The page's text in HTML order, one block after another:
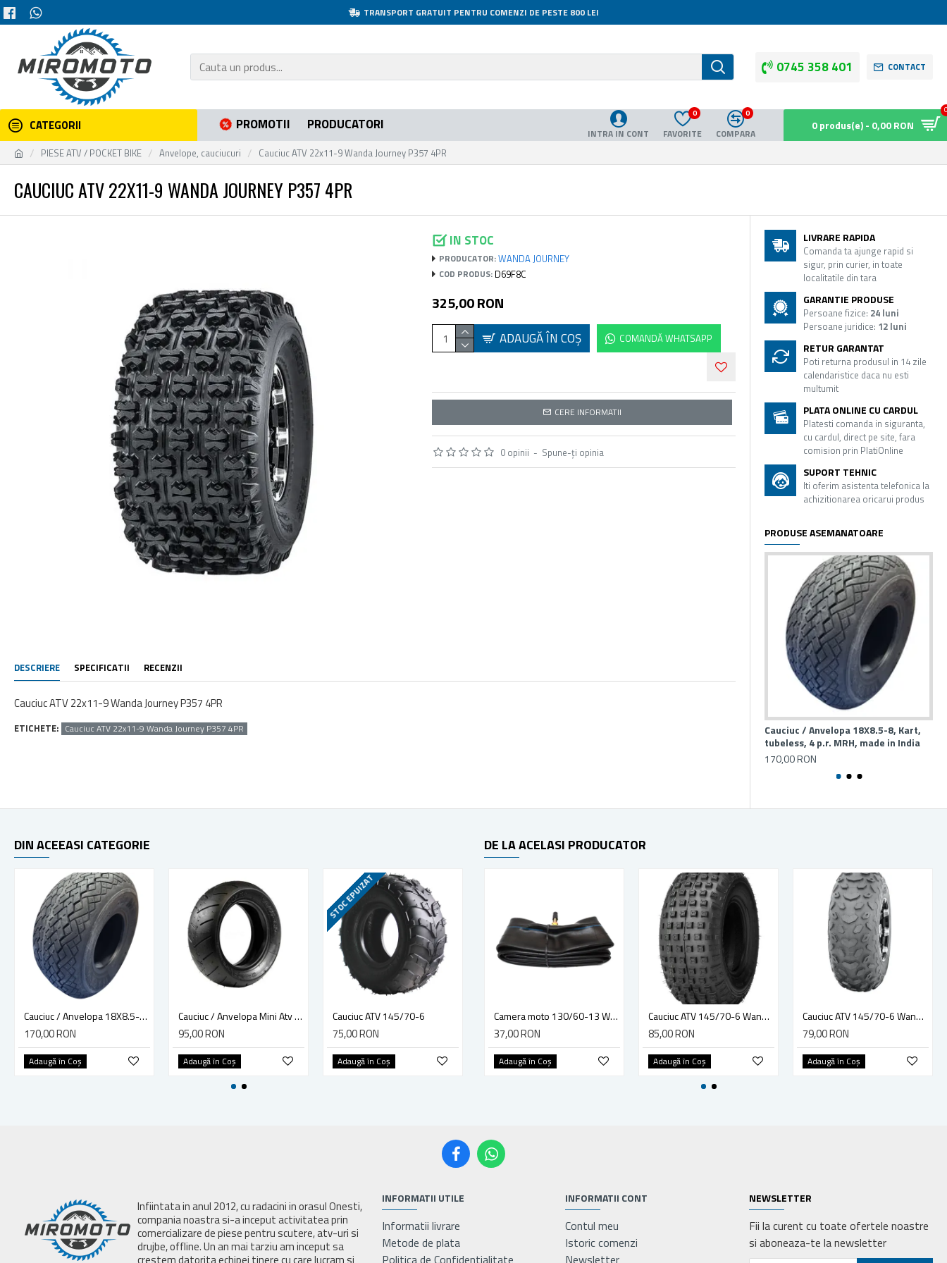
TRANSPORT GRATUIT PENTRU COMENZI DE PESTE 800 LEI
0745 358 401 CONTACT
CATEGORII PROMOTII PRODUCATORI
INTRA IN CONT FAVORITE
0
COMPARA
0
0 produs(e) - 0,00 RON
PIESE ATV / POCKET BIKE Anvelope, cauciucuri Cauciuc ATV 22x11-9 Wanda Journey P357 4PR
CAUCIUC ATV 22X11-9 WANDA JOURNEY P357 4PR
IN STOC
PRODUCATOR:WANDA JOURNEY
COD PRODUS: D69F8C
0 opinii - Spune-ţi opinia
325,00 RON
ADAUGĂ ÎN COŞ COMANDĂ WHATSAPP
CERE INFORMATII
DESCRIERE SPECIFICATII RECENZII
Cauciuc ATV 22x11-9 Wanda Journey P357 4PR
ETICHETE: Cauciuc ATV 22x11-9 Wanda Journey P357 4PR
LIVRARE RAPIDA
Comanda ta ajunge rapid si
sigur, prin curier, in toate
localitatile din tara
GARANTIE PRODUSE
Persoane fizice: 24 luni
Persoane juridice: 12 luni
RETUR GARANTAT
Poti returna produsul in 14 zile
calendaristice daca nu esti
multumit
PLATA ONLINE CU CARDUL
Platesti comanda in siguranta,
cu cardul, direct pe site, fara
comision prin PlatiOnline
SUPORT TEHNIC
Iti oferim asistenta telefonica la
achizitionarea oricarui produs
PRODUSE ASEMANATOARE
Cauciuc / Anvelopa 18X8.5-8, Kart,
tubeless, 4 p.r. MRH, made in India
170,00 RON
DIN ACEEASI CATEGORIE
Cauciuc / Anvelopa 18X8.5-8, Kart, tubeless, 4 p.r. MRH, made in India
170,00 RON
Adaugă în Coş
Cauciuc / Anvelopa Mini Atv / Pocket Bike 90/65-6.5
95,00 RON
Adaugă în Coş
STOC EPUIZAT
Cauciuc ATV 145/70-6
75,00 RON
Adaugă în Coş
Cauciuc ATV 145/70-6 Wanda Journey P319 2PR
85,00 RON
Adaugă în Coş
Cauciuc ATV 145/70-6 Wanda Journey P330 4PR
79,00 RON
Adaugă în Coş
DE LA ACELASI PRODUCATOR
Camera moto 130/60-13 Wanda
37,00 RON
Adaugă în Coş
Cauciuc ATV 145/70-6 Wanda Journey P319 2PR
85,00 RON
Adaugă în Coş
Cauciuc ATV 145/70-6 Wanda Journey P330 4PR
79,00 RON
Adaugă în Coş
Infiintata in anul 2012, cu radacini in orasul Onesti,
compania noastra si-a inceput activitatea prin
comercializare de piese pentru scutere, atv-uri si
drujbe, offline. Un an mai tarziu am inceput sa
INFORMATII UTILE
Informatii livrare
Metode de plata
Politica de Confidentialitate
INFORMATII CONT
Contul meu
Istoric comenzi
Newsletter
NEWSLETTER
Fii la curent cu toate ofertele noastre
si aboneaza-te la newsletter